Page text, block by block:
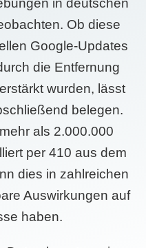
in deutschen
Ob diese
Google-Updates
die Entfernung
wurden, lässt
belegen.
als 2.000.000
per 410 aus dem
dies in zahlreichen
Auswirkungen auf
haben.